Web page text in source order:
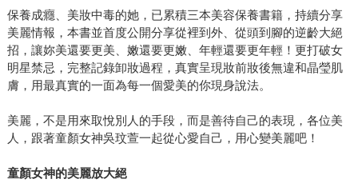
保養成癮、美妝中毒的她，已累積三本美容保養書籍，持續分享
美麗情報，本書並首度公開分享從裡到外、從頭到腳的逆齡大絕
招，讓妳美還要更美、嫩還要更嫩、年輕還要更年輕！更打破女
明星禁忌，完整記錄卸妝過程，真實呈現妝前妝後無違和晶瑩肌
膚，用最真實的一面為每一個愛美的你現身說法。
美麗，不是用來取悅別人的手段，而是善待自己的表現，各位美
人，跟著童顏女神吳玟萱一起從心愛自己，用心變美麗吧！
童顏女神的美麗放大絕